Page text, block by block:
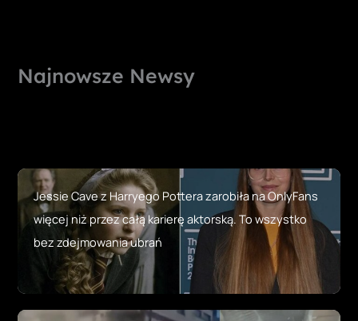
Najnowsze Newsy
Jessie Cave z Harryego Pottera zarobiła na OnlyFans
więcej niż przez całą karierę aktorską. To wszystko
bez zdejmowania ubrań